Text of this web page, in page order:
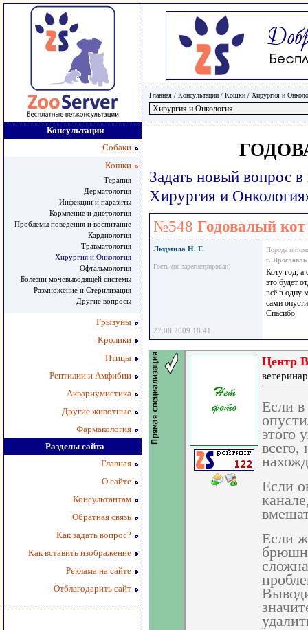
Главная / Консультации / Кошки / Хирургия и
Консультации
Собаки
Кошки
Терапия
Дерматология
Инфекции и паразиты
Кормление и диетология
Проблемы поведения и воспитание
Кардиология
Травматология
Хирургия и Онкология
Офтальмология
Болезни мочевыводящей системы
Размножение и Стерилизация
Другие вопросы
Грызуны
Кролики
Птицы
Рептилии и Амфибии
Аквариумистика
Другие животные
Фармакология
Разделы сайта
Главная
О сайте
Консультантам
Обратная связь
Как задать вопрос?
Как вставить изображение
Реклама на сайте
Отблагодарить сайт
Задать новый вопрос
Хирургия и
№548 Годовалый
Людмила Н. Г.
Гость (не зарегистрирован)
Порода
г. Ярославль
Коту год, а
это будет
всё в одну
сами
Спасибо.
27.08.2009 18:41
Центр
Если в
этого
всего,
Если
Если